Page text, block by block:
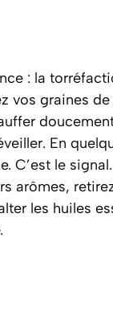
: la
vos graines
En
C’est le
arômes,
les huiles